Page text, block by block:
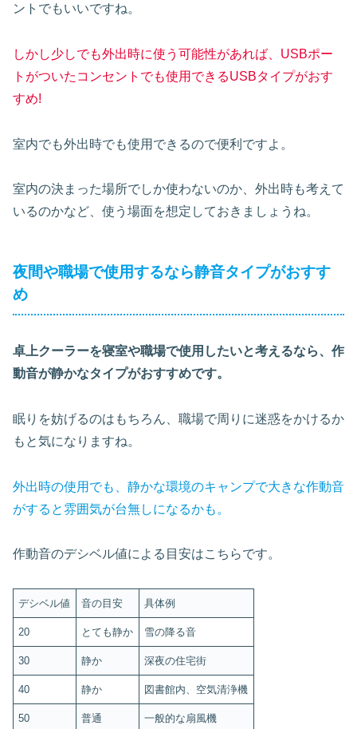
ントでもいいですね。
しかし少しでも外出時に使う可能性があれば、USBポー
トがついたコンセントでも使用できるUSBタイプがおす
すめ!
室内でも外出時でも使用できるので便利ですよ。
室内の決まった場所でしか使わないのか、外出時も考えて
いるのかなど、使う場面を想定しておきましょうね。
夜間や職場で使用するなら静音タイプがおすす
め
卓上クーラーを寝室や職場で使用したいと考えるなら、作
動音が静かなタイプがおすすめです。
眠りを妨げるのはもちろん、職場で周りに迷惑をかけるか
もと気になりますね。
外出時の使用でも、静かな環境のキャンプで大きな作動音
がすると雰囲気が台無しになるかも。
作動音のデシベル値による目安はこちらです。
デシベル値 音の目安 具体例
20 とても静か 雪の降る音
30 静か 深夜の住宅街
40 静か 図書館内、空気清浄機
50 普通 一般的な扇風機